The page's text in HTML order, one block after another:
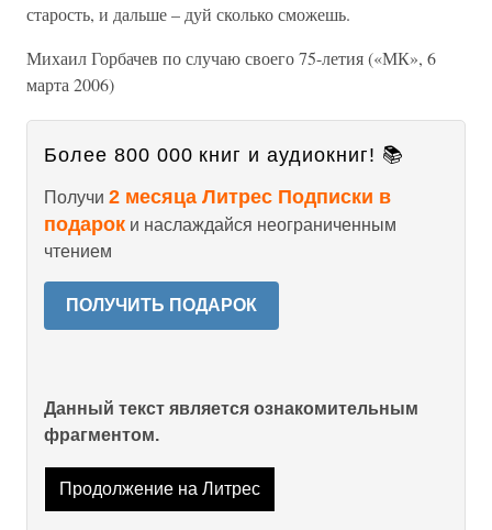
старость, и дальше – дуй сколько сможешь.
Михаил Горбачев по случаю своего 75-летия («МК», 6
марта 2006)
Более 800 000 книг и аудиокниг! 📚
Получи 2 месяца Литрес Подписки в
подарок и наслаждайся неограниченным
чтением
ПОЛУЧИТЬ ПОДАРОК
Данный текст является ознакомительным
фрагментом.
Продолжение на Литрес